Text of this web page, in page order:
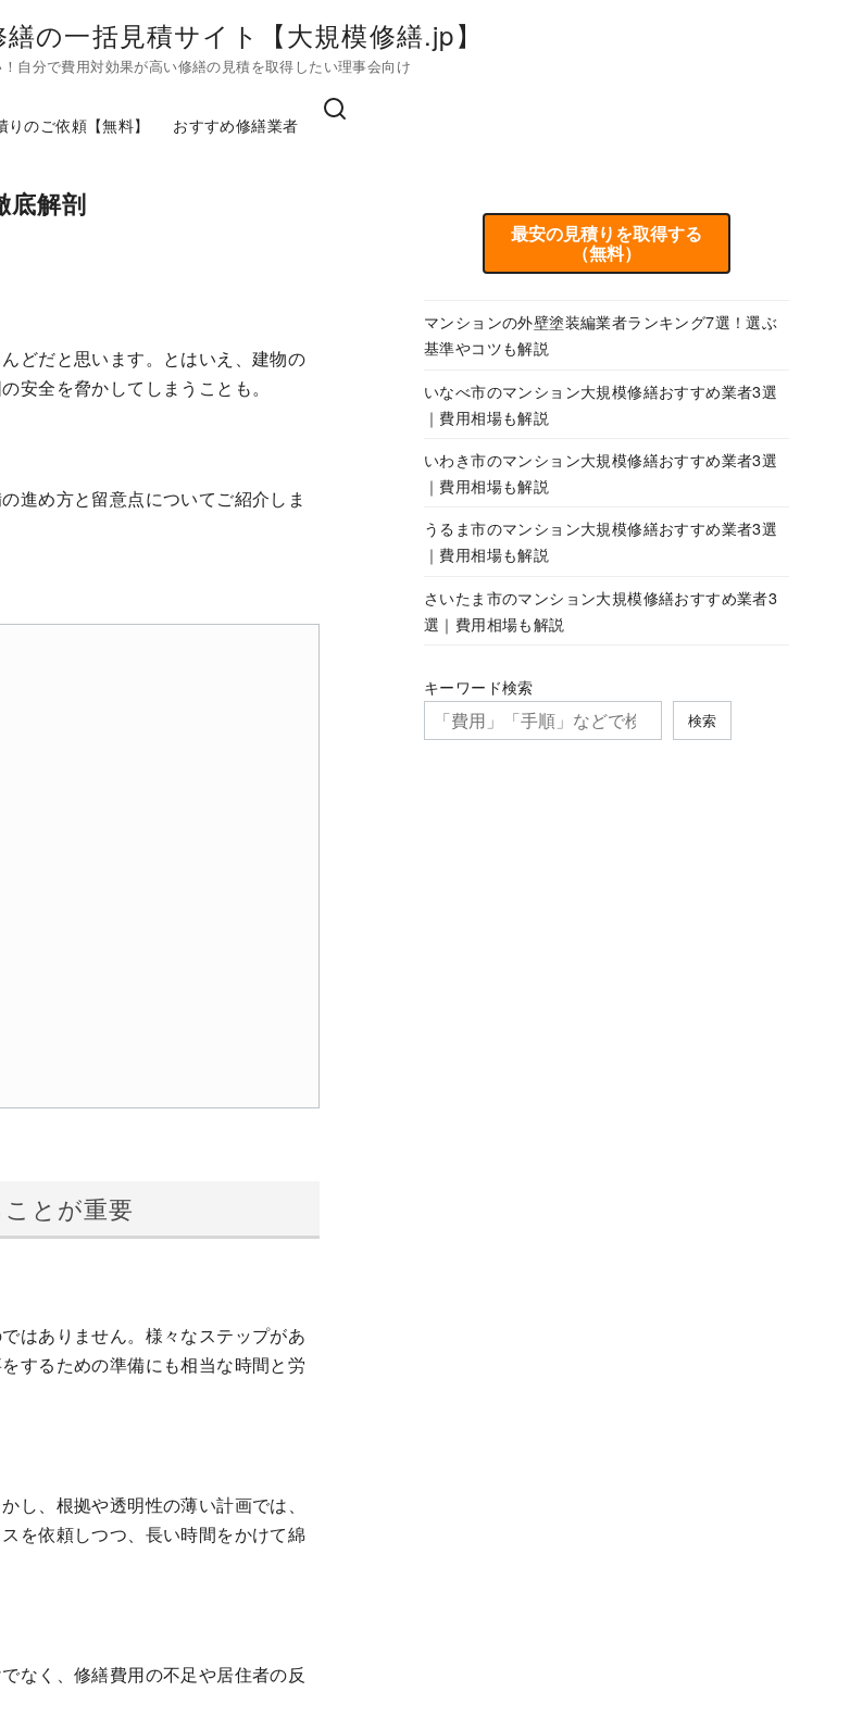
の一括見積サイト【大規模修繕.jp】
自分で費用対効果が高い修繕の見積を取得したい理事会向け
りのご依頼【無料】 おすすめ修繕業者
底解剖
どだと思います。とはいえ、建物の
安全を脅かしてしまうことも。
進め方と留意点についてご紹介しま
とが重要
はありません。様々なステップがあ
するための準備にも相当な時間と労
し、根拠や透明性の薄い計画では、
を依頼しつつ、長い時間をかけて綿
なく、修繕費用の不足や居住者の反
最安の見積りを取得する
（無料）
マンションの外壁塗装編業者ランキング7選！選ぶ
基準やコツも解説
いなべ市のマンション大規模修繕おすすめ業者3選
｜費用相場も解説
いわき市のマンション大規模修繕おすすめ業者3選
｜費用相場も解説
うるま市のマンション大規模修繕おすすめ業者3選
｜費用相場も解説
さいたま市のマンション大規模修繕おすすめ業者3
選｜費用相場も解説
キーワード検索
検索